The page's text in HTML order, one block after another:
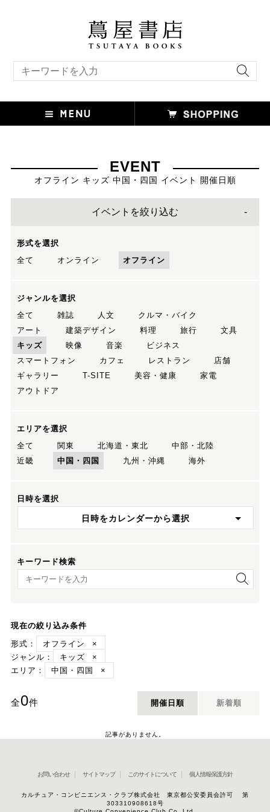
EVENT
オフライン キッズ 中国・四国 イベント 開催日順
イベントを絞り込む
形式を選択
全て
オンライン オフライン
ジャンルを選択
全て
雑誌 人文
クルマ・バイク
アート
建築デザイン 料理 旅行
文具
キッズ
映像 音楽
ビジネス
スマートフォン
カフェ レストラン
店舗
ギャラリー
T-SITE 美容・健康
家電
アウトドア
エリアを選択
全て
関東 北海道・東北
中部・北陸
近畿
中国・四国 九州・沖縄 海外
日時を選択
日時をカレンダーから選択
キーワード検索
キーワード検索
現在の絞り込み条件
形式：
オフライン
×
ジャンル：
キッズ
×
エリア：
中国・四国 ×
全0件 開催日順 新着順
記事がありません。
お問い合わせ サイトマップ このサイトについて 個人情報保護方針
カルチュア・コンビニエンス・クラブ株式会社 東京都公安委員会許可 第
303310908618号